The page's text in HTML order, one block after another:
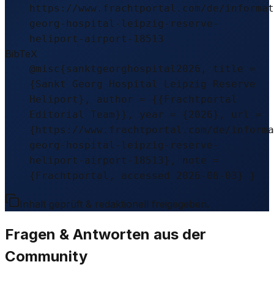
https://www.frachtportal.com/de/
georg-hospital-leipzig-reserve-
heliport-airport-18513
BibTeX
@misc{sanktgeorghospital2026, title =
{Sankt Georg Hospital Leipzig Reserve
Heliport}, author = {{Frachtportal
Editorial Team}}, year = {2026}, url =
{https://www.frachtportal.com/de/
georg-hospital-leipzig-reserve-
heliport-airport-18513}, note =
{Frachtportal, accessed 2026-08-03} }
Inhalt geprüft & redaktionell freigegeben.
Fragen & Antworten aus der
Community